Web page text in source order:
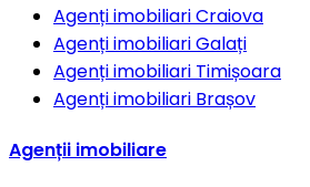
Agenți imobiliariCraiova
Agenți imobiliariGalați
Agenți imobiliari Timișoara
Agenți imobiliari Brașov
Agenții imobiliare